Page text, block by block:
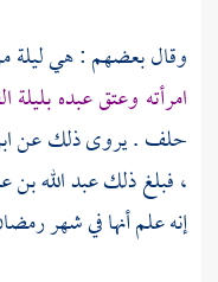
وقال بعضهم : هي ليلة
امرأته وعتق عبده بليلة
حلف . يروى ذلك عن
، فبلغ ذلكعبد الله بن
إنه علم أنها في شهر